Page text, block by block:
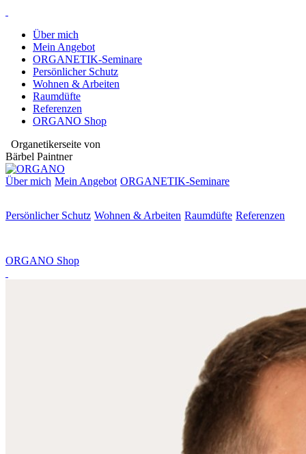
Über mich
Mein Angebot
ORGANETIK-Seminare
Persönlicher Schutz
Wohnen & Arbeiten
Raumdüfte
Referenzen
ORGANO Shop
Organetikerseite von
Bärbel Paintner
Über mich Mein Angebot ORGANETIK-Seminare
Persönlicher Schutz Wohnen & Arbeiten Raumdüfte Referenzen
ORGANO Shop